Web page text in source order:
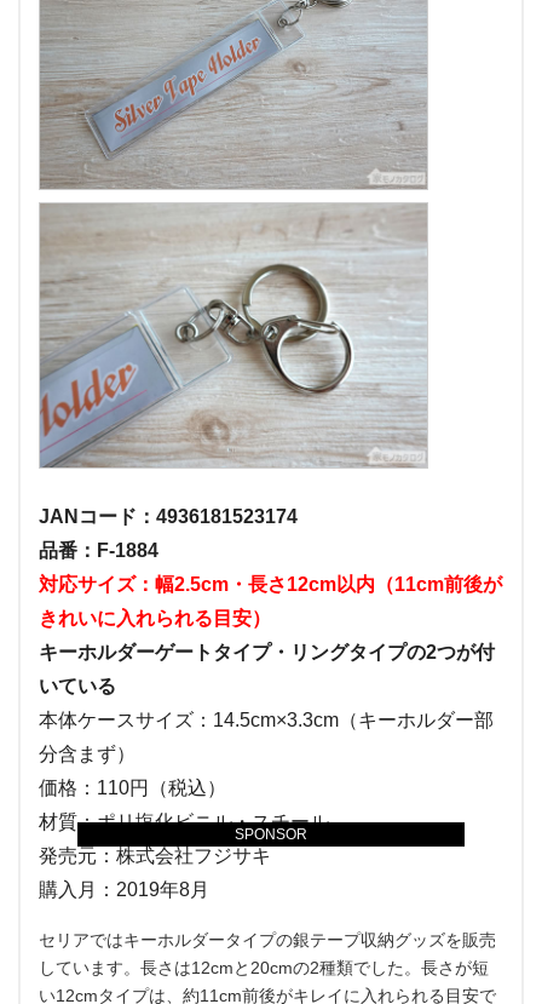
JANコード：4936181523174
品番：F-1884
対応サイズ：幅2.5cm・長さ12cm以内（11cm前後が
きれいに入れられる目安）
キーホルダーゲートタイプ・リングタイプの2つが付
いている
本体ケースサイズ：14.5cm×3.3cm（キーホルダー部
分含まず）
価格：110円（税込）
材質：ポリ塩化ビニル・スチール
発売元：株式会社フジサキ
購入月：2019年8月
セリアではキーホルダータイプの銀テープ収納グッズを販売
しています。長さは12cmと20cmの2種類でした。長さが短
い12cmタイプは、約11cm前後がキレイに入れられる目安で
SPONSOR